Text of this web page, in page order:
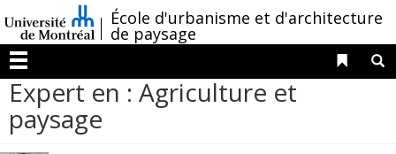
au
contenu
/École d'urbanisme et d'architecture
de paysage
Menu
Liens
Expert en : Agriculture et
paysage